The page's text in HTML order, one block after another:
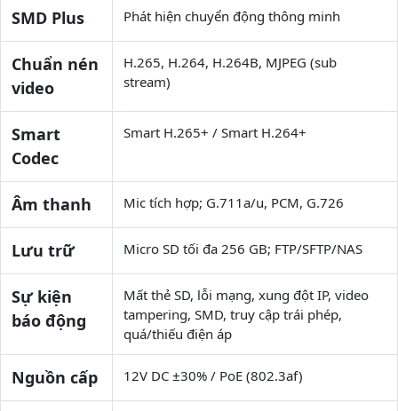
SMD Plus Phát hiện chuyển động thông minh
Chuẩn nén
video
H.265, H.264, H.264B, MJPEG (sub
stream)
Smart
Codec
Smart H.265+ / Smart H.264+
Âm thanh Mic tích hợp; G.711a/u, PCM, G.726
Lưu trữ Micro SD tối đa 256 GB; FTP/SFTP/NAS
Sự kiện
báo động
Mất thẻ SD, lỗi mạng, xung đột IP, video
tampering, SMD, truy cập trái phép,
quá/thiếu điện áp
Nguồn cấp 12V DC ±30% / PoE (802.3af)